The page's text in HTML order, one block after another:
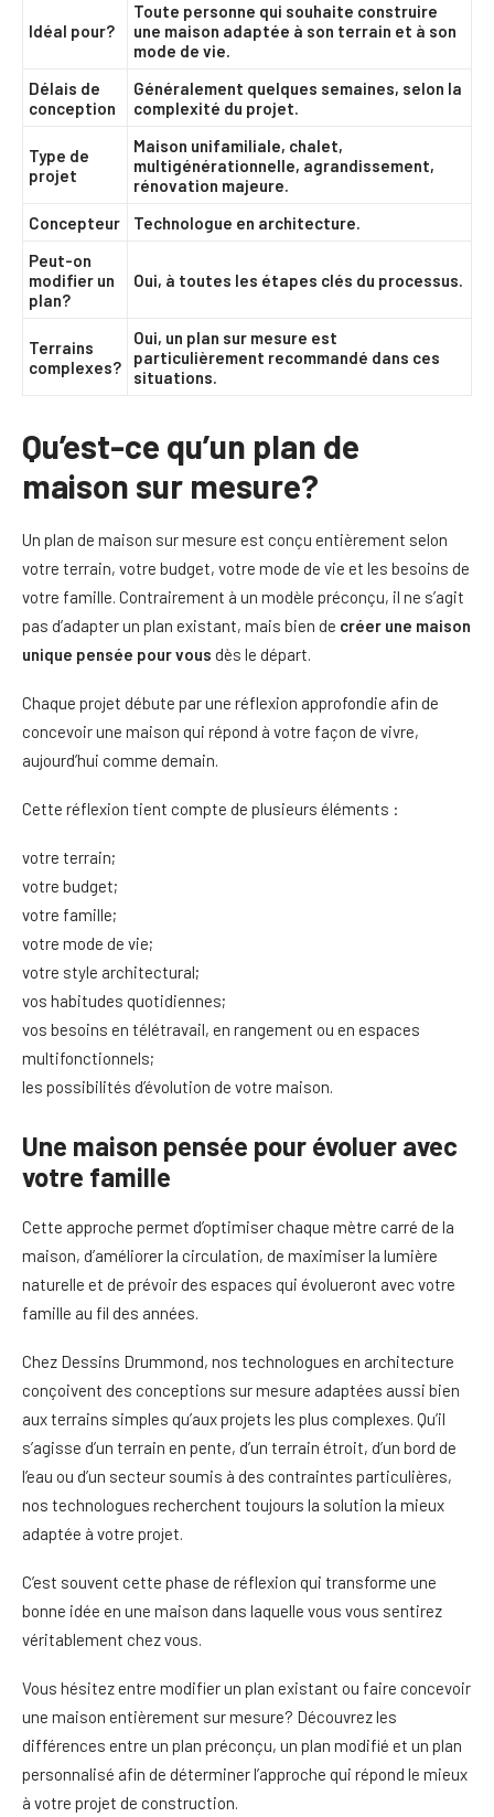
Idéal pour?
Toute personne qui souhaite construire
une maison adaptée à son terrain et à son
mode de vie.
Délais de
conception
Généralement quelques semaines, selon la
complexité du projet.
Type de
projet
Maison unifamiliale, chalet,
multigénérationnelle, agrandissement,
rénovation majeure.
Concepteur
Technologue en architecture.
Peut-on
modifier un
plan?
Oui, à toutes les étapes clés du processus.
Terrains
complexes?
Oui, un plan sur mesure est
particulièrement recommandé dans ces
situations.
Qu’est-ce qu’un plan de
maison sur mesure?
Un plan de maison sur mesure est conçu entièrement selon
votre terrain, votre budget, votre mode de vie et les besoins de
votre famille. Contrairement à un modèle préconçu, il ne s’agit
pas d’adapter un plan existant, mais bien de créer une maison
unique pensée pour vous dès le départ.
Chaque projet débute par une réflexion approfondie afin de
concevoir une maison qui répond à votre façon de vivre,
aujourd’hui comme demain.
Cette réflexion tient compte de plusieurs éléments :
votre terrain;
votre budget;
votre famille;
votre mode de vie;
votre style architectural;
vos habitudes quotidiennes;
vos besoins en télétravail, en rangement ou en espaces
multifonctionnels;
les possibilités d’évolution de votre maison.
Une maison pensée pour évoluer avec
votre famille
Cette approche permet d’optimiser chaque mètre carré de la
maison, d’améliorer la circulation, de maximiser la lumière
naturelle et de prévoir des espaces qui évolueront avec votre
famille au fil des années.
Chez Dessins Drummond, nos technologues en architecture
conçoivent des conceptions sur mesure adaptées aussi bien
aux terrains simples qu’aux projets les plus complexes. Qu’il
s’agisse d’un terrain en pente, d’un terrain étroit, d’un bord de
l’eau ou d’un secteur soumis à des contraintes particulières,
nos technologues recherchent toujours la solution la mieux
adaptée à votre projet.
C’est souvent cette phase de réflexion qui transforme une
bonne idée en une maison dans laquelle vous vous sentirez
véritablement chez vous.
Vous hésitez entre modifier un plan existant ou faire concevoir
une maison entièrement sur mesure? Découvrez les
différences entre un plan préconçu, un plan modifié et un plan
personnalisé afin de déterminer l’approche qui répond le mieux
à votre projet de construction.